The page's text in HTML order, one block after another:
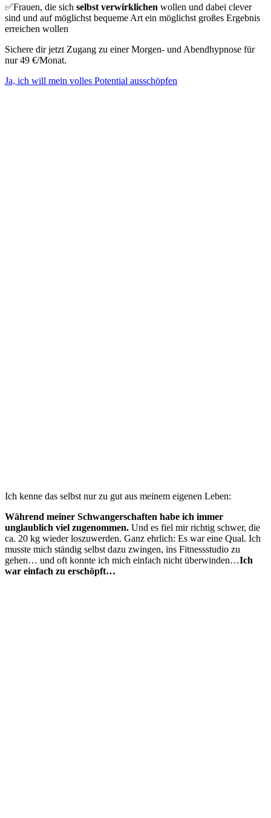
✅Frauen, die sich selbst verwirklichen wollen und dabei clever
sind und auf möglichst bequeme Art ein möglichst großes Ergebnis
erreichen wollen
Sichere dir jetzt Zugang zu einer Morgen- und Abendhypnose für
nur 49 €/Monat.
Ja, ich will mein volles Potential ausschöpfen
Ich kenne das selbst nur zu gut aus meinem eigenen Leben:
Während meiner Schwangerschaften habe ich immer
unglaublich viel zugenommen. Und es fiel mir richtig schwer, die
ca. 20 kg wieder loszuwerden. Ganz ehrlich: Es war eine Qual. Ich
musste mich ständig selbst dazu zwingen, ins Fitnessstudio zu
gehen… und oft konnte ich mich einfach nicht überwinden…Ich
war einfach zu erschöpft…